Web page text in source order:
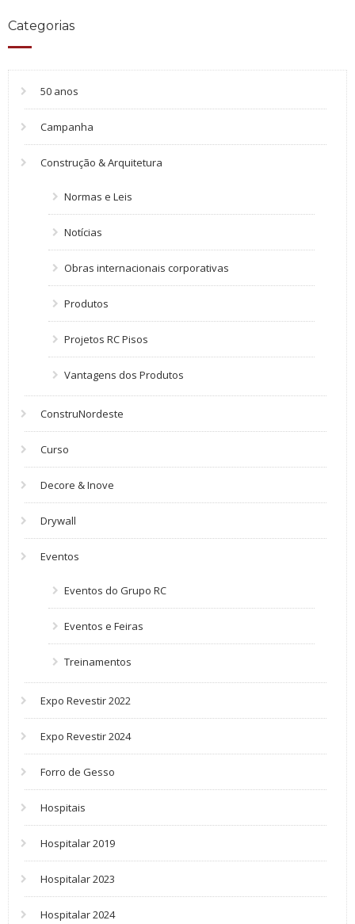
Categorias
50 anos
Campanha
Construção & Arquitetura
Normas e Leis
Notícias
Obras internacionais corporativas
Produtos
Projetos RC Pisos
Vantagens dos Produtos
ConstruNordeste
Curso
Decore & Inove
Drywall
Eventos
Eventos do Grupo RC
Eventos e Feiras
Treinamentos
Expo Revestir 2022
Expo Revestir 2024
Forro de Gesso
Hospitais
Hospitalar 2019
Hospitalar 2023
Hospitalar 2024